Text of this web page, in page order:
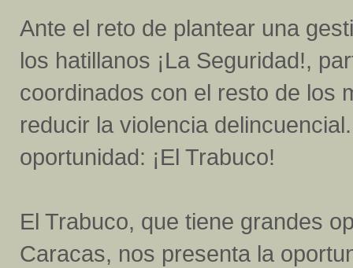
Ante el reto de plantear una
los hatillanos ¡La Seguridad!,
coordinados con el resto de los
reducir la violencia
oportunidad: ¡El Trabuco!
El Trabuco, que tiene grandes
Caracas, nos presenta la